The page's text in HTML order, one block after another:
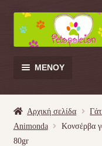
Απευθείας
μετάβαση
στην
πλοήγηση
Μετάβαση
σε
περιεχόμενο
ΜΕΝΟΎ
Αρχική σελίδα
Animonda
Κονσέρβα
80gr